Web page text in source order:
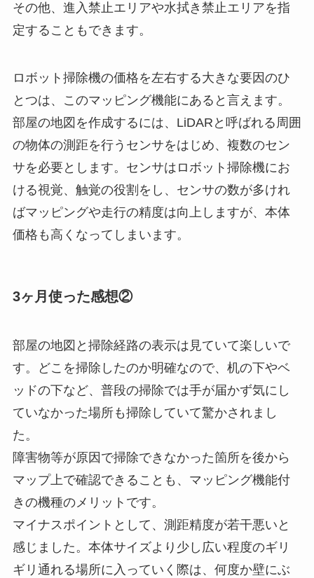
その他、進入禁止エリアや水拭き禁止エリアを指
定することもできます。
ロボット掃除機の価格を左右する大きな要因のひ
とつは、このマッピング機能にあると言えます。
部屋の地図を作成するには、LiDARと呼ばれる周囲
の物体の測距を行うセンサをはじめ、複数のセン
サを必要とします。センサはロボット掃除機にお
ける視覚、触覚の役割をし、センサの数が多けれ
ばマッピングや走行の精度は向上しますが、本体
価格も高くなってしまいます。
3ヶ月使った感想②
部屋の地図と掃除経路の表示は見ていて楽しいで
す。どこを掃除したのか明確なので、机の下やベ
ッドの下など、普段の掃除では手が届かず気にし
ていなかった場所も掃除していて驚かされまし
た。
障害物等が原因で掃除できなかった箇所を後から
マップ上で確認できることも、マッピング機能付
きの機種のメリットです。
マイナスポイントとして、測距精度が若干悪いと
感じました。本体サイズより少し広い程度のギリ
ギリ通れる場所に入っていく際は、何度か壁にぶ